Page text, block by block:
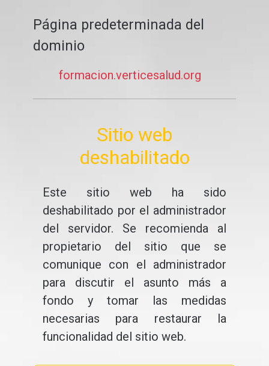
Página predeterminada del
dominio
formacion.verticesalud.org
Sitio web
deshabilitado
Este sitio web ha sido
deshabilitado por el administrador
del servidor. Se recomienda al
propietario del sitio que se
comunique con el administrador
para discutir el asunto más a
fondo y tomar las medidas
necesarias para restaurar la
funcionalidad del sitio web.